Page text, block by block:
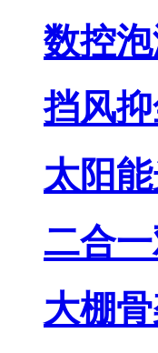
数控
挡风
太阳
二合
大棚